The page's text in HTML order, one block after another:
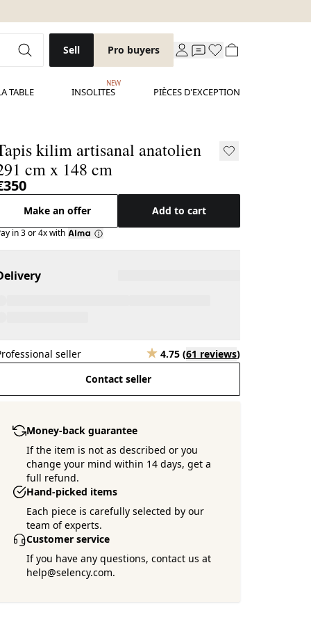
Sell Pro buyers
TABLE INSOLITES
NEW
PIÈCES D'EXCEPTION
kilim artisanal anatolien
cm x 148 cm
Make an offer Add to cart
in 3 or 4x with
seller 4.75 (61 reviews)
Contact seller
Money-back guarantee
If the item is not as described or you
change your mind within 14 days, get a
full refund.
Hand-picked items
Each piece is carefully selected by our
team of experts.
Customer service
If you have any questions, contact us at
help@selency.com.